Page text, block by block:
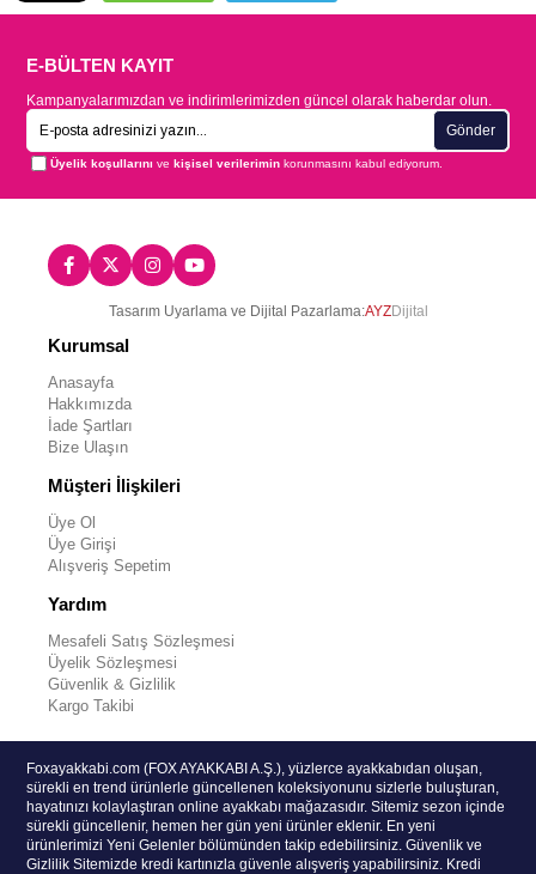
E-BÜLTEN KAYIT
Kampanyalarımızdan ve indirimlerimizden güncel olarak haberdar olun.
Gönder
Üyelik koşullarını vekişisel verilerimin korunmasını kabul ediyorum.
Tasarım Uyarlama ve Dijital Pazarlama:AYZDijital
Kurumsal
Anasayfa
Hakkımızda
İade Şartları
Bize Ulaşın
Müşteri İlişkileri
Üye Ol
Üye Girişi
Alışveriş Sepetim
Yardım
Mesafeli Satış Sözleşmesi
Üyelik Sözleşmesi
Güvenlik & Gizlilik
Kargo Takibi
Foxayakkabi.com (FOX AYAKKABI A.Ş.), yüzlerce ayakkabıdan oluşan,
sürekli en trend ürünlerle güncellenen koleksiyonunu sizlerle buluşturan,
hayatınızı kolaylaştıran online ayakkabı mağazasıdır. Sitemiz sezon içinde
sürekli güncellenir, hemen her gün yeni ürünler eklenir. En yeni
ürünlerimizi Yeni Gelenler bölümünden takip edebilirsiniz. Güvenlik ve
Gizlilik Sitemizde kredi kartınızla güvenle alışveriş yapabilirsiniz. Kredi